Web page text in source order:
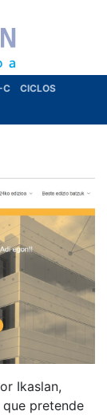
C
CICLOS
Ikaslan,
que pretende